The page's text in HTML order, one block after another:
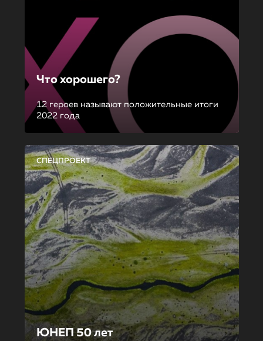
Что хорошего?
12 героев называют положительные итоги
2022 года
СПЕЦПРОЕКТ
ЮНЕП 50 лет